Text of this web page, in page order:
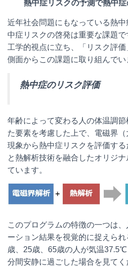
熱中症リスクの予測で熱中
近年社会問題にもなっている熱
中症リスクの啓発は重要な課題
工学的視点に立ち、「リスク評
側面からこの課題に取り組んでい
熱中症のリスク評価
年齢によって変わる人の体温調
た要素を考慮した上で、電磁界
現象から熱中症リスクを評価す
と熱解析技術を融合したオリジ
ています。
このプログラムの特徴の一つは
ーション結果を視覚的に捉えら
歳、25歳、65歳の人が気温
分間安静に過ごした場合を見て